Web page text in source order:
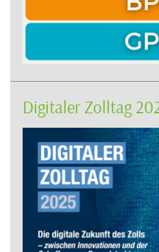
Digitaler Zolltag